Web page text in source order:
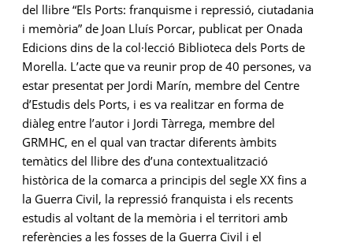
del llibre “Els Ports: franquisme i repressió, ciutadania
i memòria” de Joan Lluís Porcar, publicat per Onada
Edicions dins de la col·lecció Biblioteca dels Ports de
Morella. L’acte que va reunir prop de 40 persones, va
estar presentat per Jordi Marín, membre del Centre
d’Estudis dels Ports, i es va realitzar en forma de
diàleg entre l’autor i Jordi Tàrrega, membre del
GRMHC, en el qual van tractar diferents àmbits
temàtics del llibre des d’una contextualització
històrica de la comarca a principis del segle XX fins a
la Guerra Civil, la repressió franquista i els recents
estudis al voltant de la memòria i el territori amb
referències a les fosses de la Guerra Civil i el